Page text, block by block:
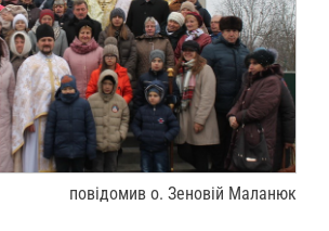
повідомив о. Зеновій Маланюк